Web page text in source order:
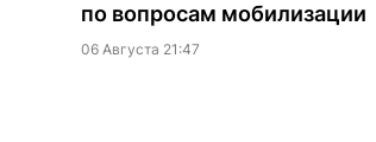
по вопросам мобилизации
06 Августа 21:47